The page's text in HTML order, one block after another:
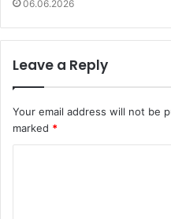
06.06.2026
Leave a Reply
Your email address will not be
marked *